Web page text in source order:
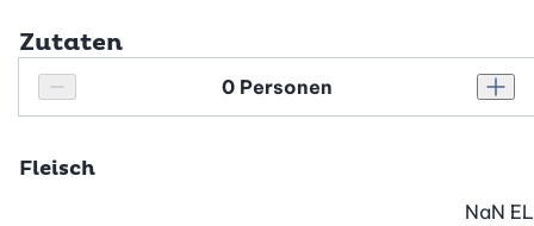
Zutaten
Personenanzahl verringern
Personenanzahl
Fleisch
NaN EL